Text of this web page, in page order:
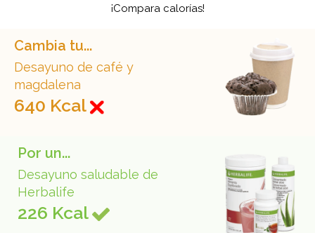
¡Compara calorías!
Cambia tu...
Desayuno de café y
magdalena
640 Kcal
Por un...
Desayuno saludable de
Herbalife
226 Kcal